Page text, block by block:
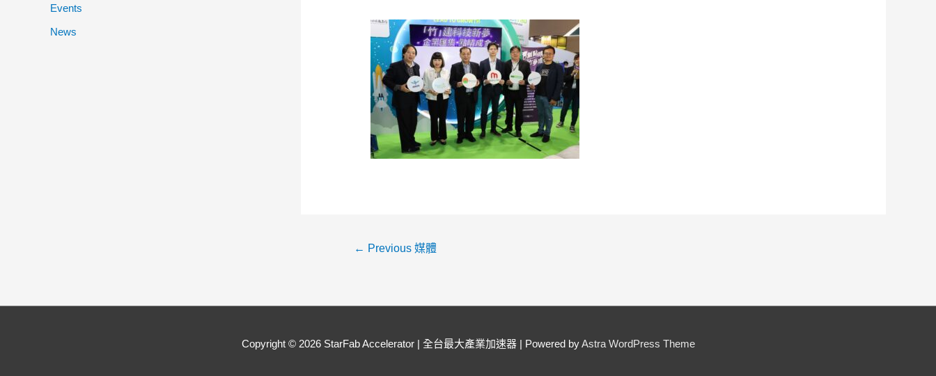
Events
News
← Previous 媒體
Copyright © 2026 StarFab Accelerator | 全台最大產業加速器| Powered byAstra WordPress Theme